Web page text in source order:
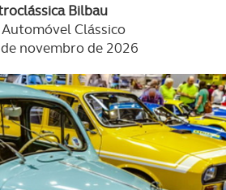
Bilbau
Clássico
novembro de 2026